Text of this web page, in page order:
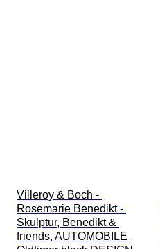
Villeroy & Boch -
Rosemarie Benedikt -
Skulptur, Benedikt &
friends, AUTOMOBILE